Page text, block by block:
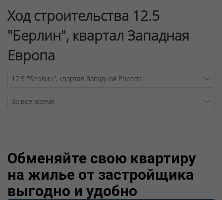
Ход строительства 12.5
"Берлин", квартал Западная
Европа
Обменяйте свою квартиру
на жилье от застройщика
выгодно и удобно